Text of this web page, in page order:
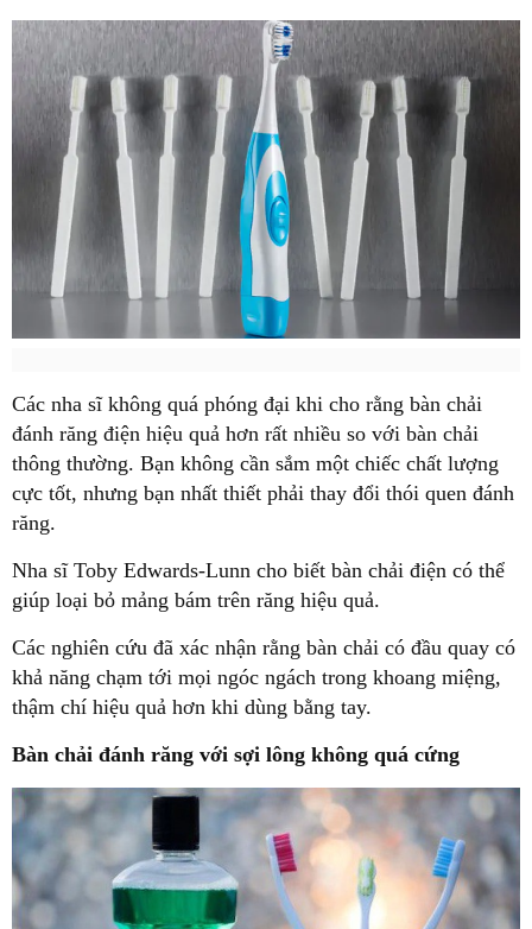
Các nha sĩ không quá phóng đại khi cho rằng bàn chải
đánh răng điện hiệu quả hơn rất nhiều so với bàn chải
thông thường. Bạn không cần sắm một chiếc chất lượng
cực tốt, nhưng bạn nhất thiết phải thay đổi thói quen đánh
răng.
Nha sĩ Toby Edwards-Lunn cho biết bàn chải điện có thể
giúp loại bỏ mảng bám trên răng hiệu quả.
Các nghiên cứu đã xác nhận rằng bàn chải có đầu quay có
khả năng chạm tới mọi ngóc ngách trong khoang miệng,
thậm chí hiệu quả hơn khi dùng bằng tay.
Bàn chải đánh răng với sợi lông không quá cứng